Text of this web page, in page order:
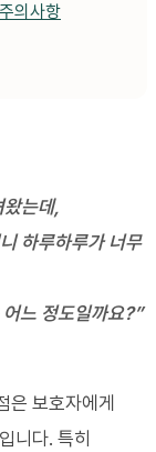
의사항
왔는데,
하루하루가 너무
느 정도일까요?”
은 보호자에게
니다. 특히